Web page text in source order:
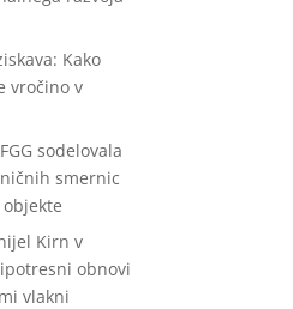
Kako
vročino v
sodelovala
smernic
Kirn v
obnovi
vlakni